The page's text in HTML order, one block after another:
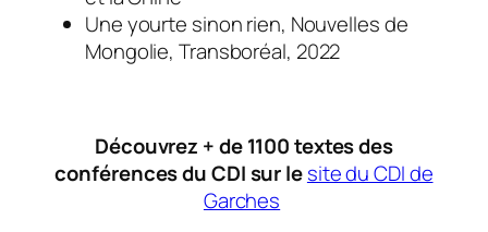
Une yourte sinon rien, Nouvelles de
Mongolie, Transboréal, 2022
Découvrez + de 1100 textes des
conférences du CDI sur lesite du CDI de
Garches